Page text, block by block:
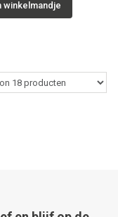
winkelmandje